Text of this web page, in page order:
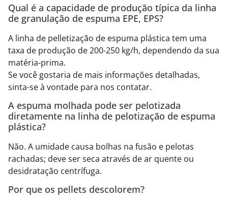
Qual é a capacidade de produção típica da linha
de granulação de espuma EPE, EPS?
A linha de pelletização de espuma plástica tem uma
taxa de produção de 200-250 kg/h, dependendo da sua
matéria-prima.
Se você gostaria de mais informações detalhadas,
sinta-se à vontade para nos contatar.
A espuma molhada pode ser pelotizada
diretamente na linha de pelotização de espuma
plástica?
Não. A umidade causa bolhas na fusão e pelotas
rachadas; deve ser seca através de ar quente ou
desidratação centrífuga.
Por que os pellets descolorem?